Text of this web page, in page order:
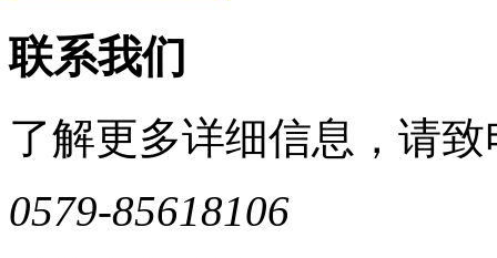
联系我们
了解更多详细信息，请致
0579-85618106